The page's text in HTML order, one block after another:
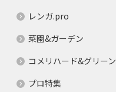
レンガ.pro
菜園&ガーデン
コメリハード&グリーン
プロ特集